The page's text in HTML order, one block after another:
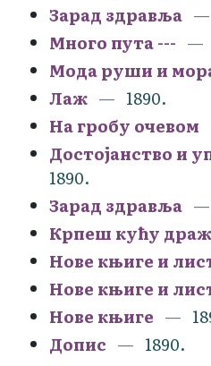
Зарад здравља
Много пута ---
Мода руши и
Лаж
1890.
На гробу очевом
Достојанство и
1890.
Зарад здравља
Крпеш кућу
Нове књиге и
Нове књиге и
Нове књиге
Допис
1890.